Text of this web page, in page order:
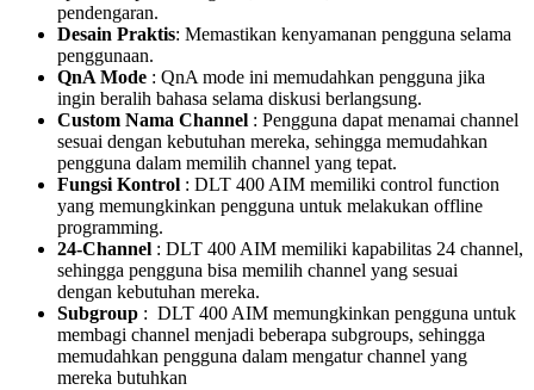
pendengaran.
Desain Praktis: Memastikan kenyamanan pengguna selama
penggunaan.
QnA Mode : QnA mode ini memudahkan pengguna jika
ingin beralih bahasa selama diskusi berlangsung.
Custom Nama Channel : Pengguna dapat menamai channel
sesuai dengan kebutuhan mereka, sehingga memudahkan
pengguna dalam memilih channel yang tepat.
Fungsi Kontrol : DLT 400 AIM memiliki control function
yang memungkinkan pengguna untuk melakukan offline
programming.
24-Channel : DLT 400 AIM memiliki kapabilitas 24 channel,
sehingga pengguna bisa memilih channel yang sesuai
dengan kebutuhan mereka.
Subgroup : DLT 400 AIM memungkinkan pengguna untuk
membagi channel menjadi beberapa subgroups, sehingga
memudahkan pengguna dalam mengatur channel yang
mereka butuhkan